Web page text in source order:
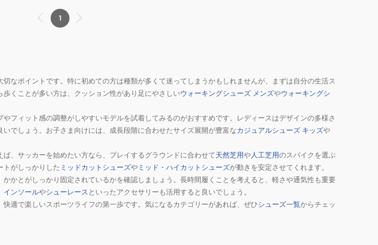
1
なポイントです。特に初めての方は種類が多くて迷ってしまうかもしれませんが、まずは自分の生活ス
くことが多い方は、クッション性があり足にやさしいウォーキングシューズ メンズやウォーキングシ
フィット感の調整がしやすいモデルを試着してみるのがおすすめです。レディースはデザインの多様さ
でしょう。お子さま向けには、成長段階に合わせたサイズ展開が豊富なカジュアルシューズ キッズや
、サッカーを始めたい方なら、プレイするグラウンドに合わせて天然芝用や 人工芝用のスパイクを選ぶ
トがしっかりした ミッドカットシューズや ミッド・ハイカットシューズが動きを安定させてくれます。
かとがしっかり固定されているかを確認しましょう。長時間履くことを考えると、軽さや通気性も重要
インソールやシューレース といったアクセサリーも活用すると良いでしょう。
適で楽しいスポーツライフの第一歩です。気になるカテゴリーがあれば、ぜひシューズ一覧からチェッ